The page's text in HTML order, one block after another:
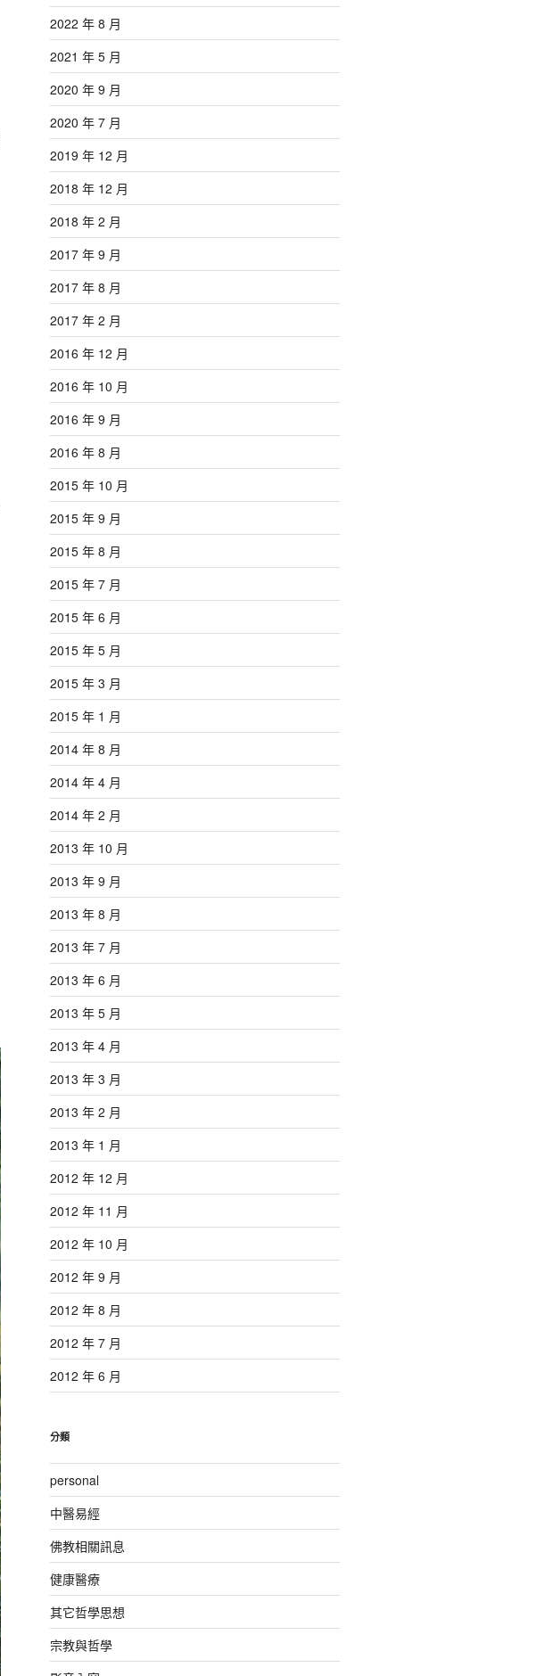
2022 年 8 月
2021 年 5 月
2020 年 9 月
2020 年 7 月
2019 年 12 月
2018 年 12 月
2018 年 2 月
2017 年 9 月
2017 年 8 月
2017 年 2 月
2016 年 12 月
2016 年 10 月
2016 年 9 月
2016 年 8 月
2015 年 10 月
2015 年 9 月
2015 年 8 月
2015 年 7 月
2015 年 6 月
2015 年 5 月
2015 年 3 月
2015 年 1 月
2014 年 8 月
2014 年 4 月
2014 年 2 月
2013 年 10 月
2013 年 9 月
2013 年 8 月
2013 年 7 月
2013 年 6 月
2013 年 5 月
2013 年 4 月
2013 年 3 月
2013 年 2 月
2013 年 1 月
2012 年 12 月
2012 年 11 月
2012 年 10 月
2012 年 9 月
2012 年 8 月
2012 年 7 月
2012 年 6 月
分類
personal
中醫易經
佛教相關訊息
健康醫療
其它哲學思想
宗教與哲學